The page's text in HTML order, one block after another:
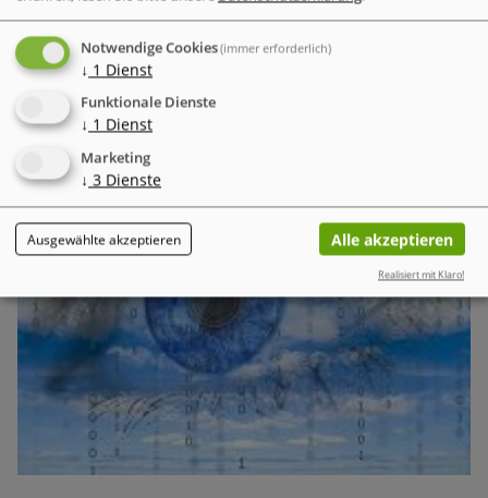
Der neue Cyber Risk Report 2026 von TrendAI (Trend
Micro) zeigt eine widersprüchliche Entwicklung
Notwendige Cookies(immer erforderlich)
↓ 1 Dienst
Funktionale Dienste
↓ 1 Dienst
Marketing
↓ 3 Dienste
Ausgewählte akzeptieren Alle akzeptieren
Realisiert mit Klaro!